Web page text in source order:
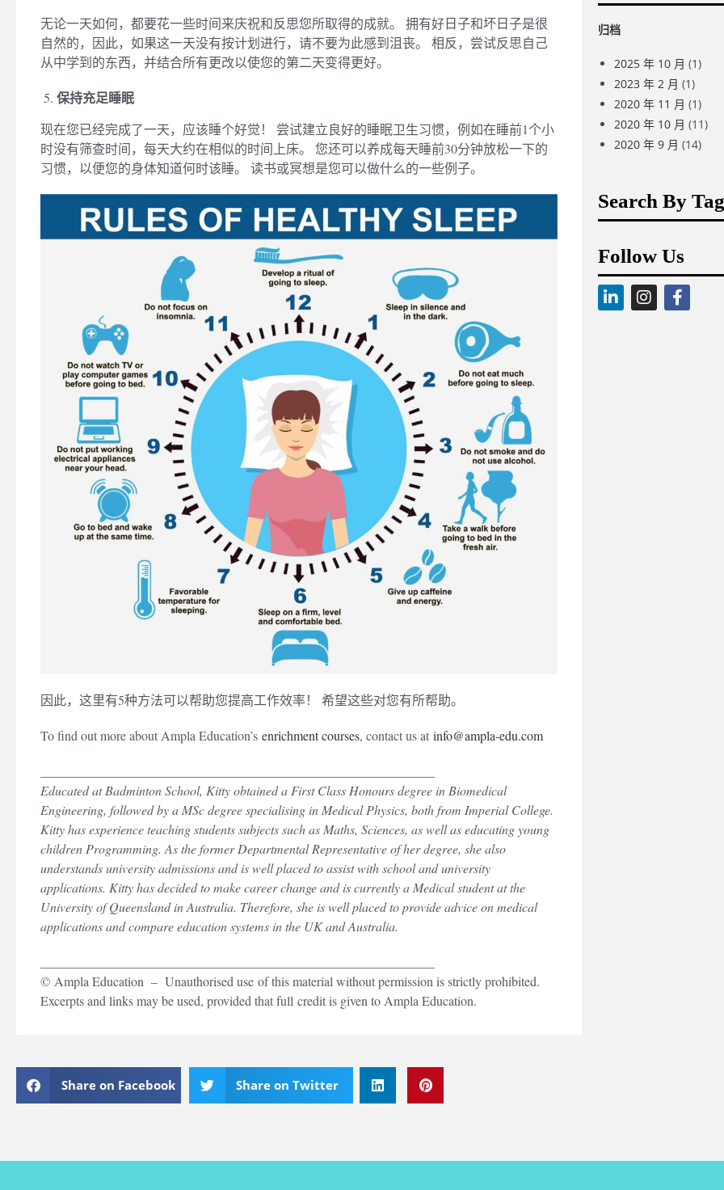
无论一天如何，都要花一些时间来庆祝和反思您所取得的成就。 拥有好日子和坏日子是很
自然的，因此，如果这一天没有按计划进行，请不要为此感到沮丧。 相反，尝试反思自己
从中学到的东西，并结合所有更改以使您的第二天变得更好。
保持充足睡眠
现在您已经完成了一天，应该睡个好觉！ 尝试建立良好的睡眠卫生习惯，例如在睡前1个小
时没有筛查时间，每天大约在相似的时间上床。 您还可以养成每天睡前30分钟放松一下的
习惯，以便您的身体知道何时该睡。 读书或冥想是您可以做什么的一些例子。
因此，这里有5种方法可以帮助您提高工作效率！ 希望这些对您有所帮助。
To find out more about Ampla Education’s enrichment courses, contact us at info@ampla-edu.com
Educated at Badminton School, Kitty obtained a First Class Honours degree in Biomedical
Engineering, followed by a MSc degree specialising in Medical Physics, both from Imperial College.
Kitty has experience teaching students subjects such as Maths, Sciences, as well as educating young
children Programming. As the former Departmental Representative of her degree, she also
understands university admissions and is well placed to assist with school and university
applications. Kitty has decided to make career change and is currently a Medical student at the
University of Queensland in Australia. Therefore, she is well placed to provide advice on medical
applications and compare education systems in the UK and Australia.
© Ampla Education – Unauthorised use of this material without permission is strictly prohibited.
Excerpts and links may be used, provided that full credit is given to Ampla Education.
归档
2025 年 10 月 (1)
2023 年 2 月 (1)
2020 年 11 月 (1)
2020 年 10 月 (11)
2020 年 9 月 (14)
Search By
Follow Us
Share on Facebook Share on Twitter